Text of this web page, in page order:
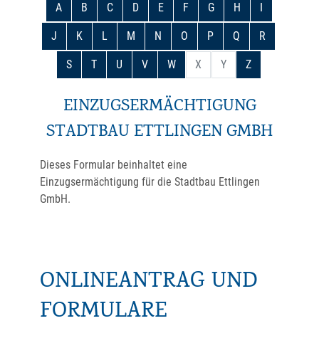
A B C D E F G H I
J K L M N O P Q R
S T U V W X Y Z
EINZUGSERMÄCHTIGUNG
STADTBAU ETTLINGEN GMBH
Dieses Formular beinhaltet eine
Einzugsermächtigung für die Stadtbau Ettlingen
GmbH.
ONLINEANTRAG UND
FORMULARE